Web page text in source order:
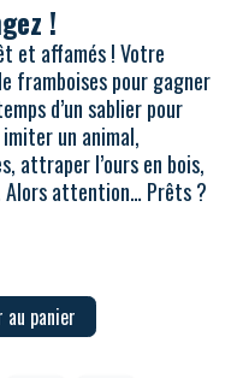
!
et affamés ! Votre
framboises pour gagner
d’un sablier pour
un animal,
attraper l’ours en bois,
Alors attention… Prêts ?
au panier